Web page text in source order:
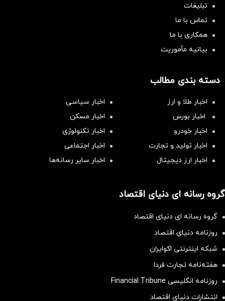
تبلیغات
تماس با ما
همکاری با ما
بیانیه مأموریت
دسته بندی مطالب
اخبار طلا و ارز
اخبار سیاسی
اخبار بورس
اخبار مسکن
اخبار خودرو
اخبار تکنولوژی
اخبار تولید و تجارت
اخبار اجتماعی
اخبار ارز دیجیتال
اخبار سایر رسانه‌‌ها
گروه رسانه ای دنیای اقتصاد
گروه رسانه ای دنیای اقتصاد
روزنامه دنیای اقتصاد
شبکه اینترنتی اکوایران
هفته‌نامه تجارت فردا
روزنامه انگلیسی Financial Tribune
انتشارات دنیای اقتصاد